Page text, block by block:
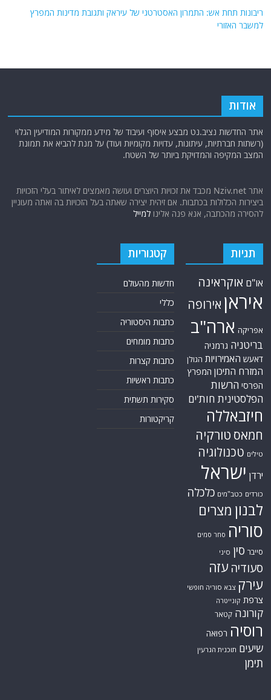
ריבונות תחת אש: התמרון האסטרטגי של עיראק ותגובת מדינות המפרץ
למשבר האזורי
אודות
אתר החדשות נציב.נט מבצע איסוף ועיבוד של מידע ממקורות המודיעין הגלוי
(רשתות חברתיות, עיתונות, עדויות מקומיות ועוד) על מנת להביא את תמונת
המצב המקיפה והמדויקת ביותר של השטח.
אתר Nziv.net מכבד את זכויות היוצרים ועושה מאמצים לאיתור בעלי הזכויות
ביצירות הכלולות בכתבות. אם זיהית יצירה שאתה בעל הזכויות בה ואתה מעוניין
להסירה מהכתבה, אנא פנה אלינולמייל
תגיות
או"ם אוקראינה
איראן אירופה
אפריקה ארה"ב
בריטניה גרמניה
דאעש האמירויות הגולן
המזרח התיכון המפרץ
הפרסי הרשות
הפלסטינית חות'ים
חיזבאללה
חמאס טורקיה
טילים טכנולוגיה
ירדן ישראל
כורדים כטב"מים כלכלה
לבנון מצרים
סוריה סחר סמים
סייבר סין סיני
סעודיה עזה
עירק צבא סוריה חופשי
צרפת קונייטרה
קורונה קטאר
רוסיה רפואה
שיעים תוכנית הגרעין
תימן
קטגוריות
חדשות מהעולם
כללי
כתבות היסטוריה
כתבות מומחים
כתבות קצרות
כתבות ראשיות
סקירות תשתית
קריקטורות